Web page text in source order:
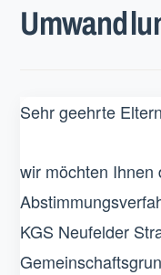
Sehr geehrte
wir möchten
KGS Neufelder